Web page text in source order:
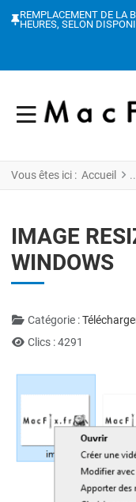
REMPLACEMENT DE LA
HEURES, SELON
Vous êtes ici : Accueil
IMAGE
WINDOWS
DétailsCatégorie :
Clics : 4291